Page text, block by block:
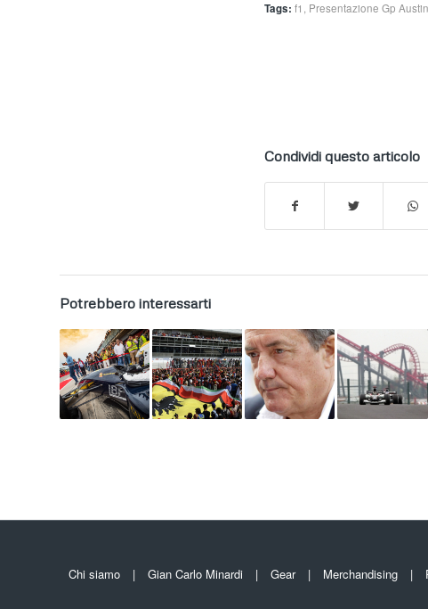
Tags: f1 , Presentazione Gp Austin
Condividi questo articolo
Potrebbero interessarti
Chi siamo Gian Carlo Minardi Gear Merchandising